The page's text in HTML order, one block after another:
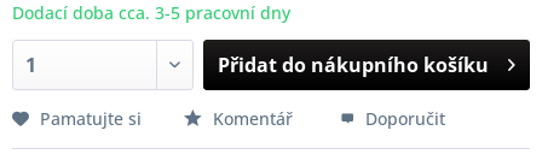
Dodací doba cca. 3-5 pracovní dny
Přidat do nákupního košíku
Pamatujte si Komentář Doporučit